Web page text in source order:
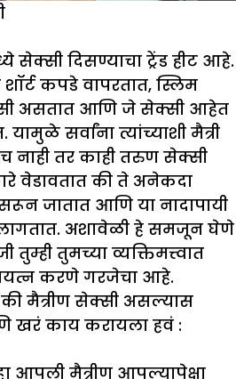
सेक्सी दिसण्याचा ट्रेंड हीट आहे.
कपडे वापरतात, स्लिम
असतात आणि जे सेक्सी आहेत
सर्वांना त्यांच्याशी मैत्री
तर काही तरुण सेक्सी
वेडावतात की ते अनेकदा
जातात आणि या नादापायी
अशावेळी हे समजून घेणे
तुमच्या व्यक्तिमत्त्वात
करणे गरजेचा आहे.
मैत्रीण सेक्सी असल्यास
काय करायला हवं :
आपली मैत्रीण आपल्यापेक्षा